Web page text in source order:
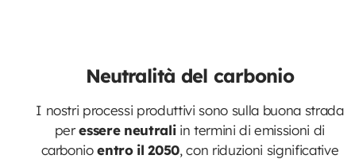
Neutralità del carbonio
I nostri processi produttivi sono sulla buona strada
peressere neutraliin termini di emissioni di
carbonioentro il 2050, con riduzioni significative